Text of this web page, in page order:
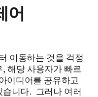
어
이동하는 것을 걱정
해당 사용자가 빠르
이디어를 공유하고
습니다.
그러나 여러